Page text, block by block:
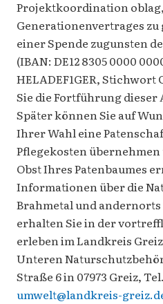
Projektkoordination
Generationenvertrages
einer Spende zugunsten
(IBAN: DE12 8305 0000
HELADEF1GER,
Sie die Fortführung
Später können Sie auf
Ihrer Wahl eine
Pflegekosten
Obst Ihres Patenbaumes
Informationen über die
Brahmetal und
erhalten Sie in der
erleben im Landkreis
Unteren
Straße 6 in 07973 Greiz,
umwelt@landkreis-